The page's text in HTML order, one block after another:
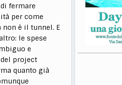
fermare
per come
è il tunnel. E
le spese
e
project
quanto già